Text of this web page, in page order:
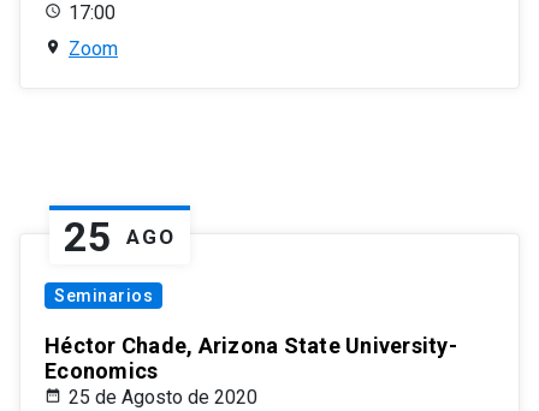
17:00
Zoom
25 AGO
Seminarios
Héctor Chade, Arizona State University-
Economics
25 de Agosto de 2020